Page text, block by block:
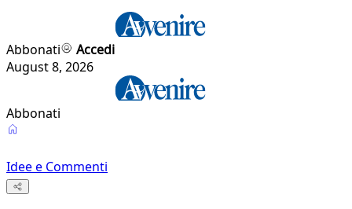
Abbonati
Accedi
August 8, 2026
Abbonati
Idee e Commenti